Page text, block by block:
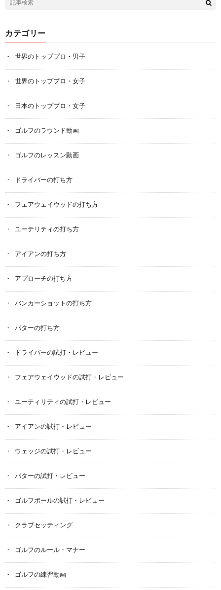
カテゴリー
世界のトッププロ・男子
世界のトッププロ・女子
日本のトッププロ・女子
ゴルフのラウンド動画
ゴルフのレッスン動画
ドライバーの打ち方
フェアウェイウッドの打ち方
ユーテリティの打ち方
アイアンの打ち方
アプローチの打ち方
バンカーショットの打ち方
パターの打ち方
ドライバーの試打・レビュー
フェアウェイウッドの試打・レビュー
ユーティリティの試打・レビュー
アイアンの試打・レビュー
ウェッジの試打・レビュー
パターの試打・レビュー
ゴルフボールの試打・レビュー
クラブセッティング
ゴルフのルール・マナー
ゴルフの練習動画